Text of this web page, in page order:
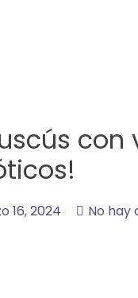
con
16, 2024 No hay